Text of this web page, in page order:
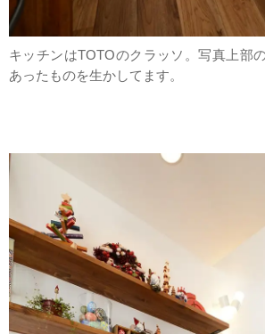
キッチンはTOTOのクラッソ。写真上部
あったものを生かしてます。